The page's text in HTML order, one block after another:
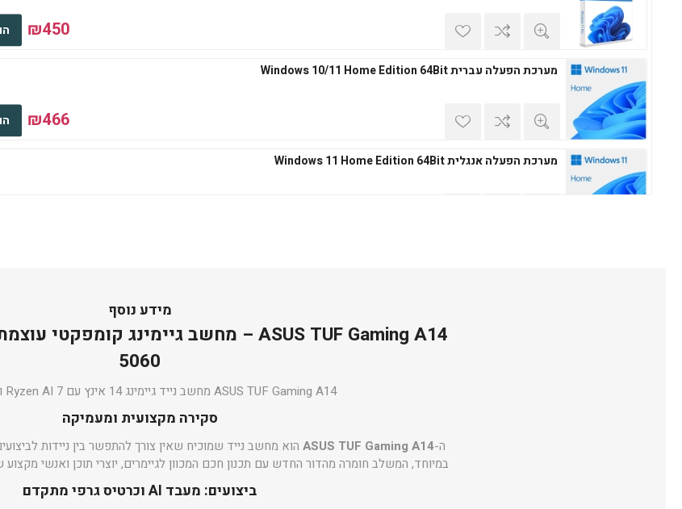
₪450
מערכת הפעלה עברית Windows 10/11 Home Edition 64Bit
₪466
מערכת הפעלה אנגלית Windows 11 Home Edition 64Bit
מערכת הפעלה אנגלית Microsoft Windows 11 Professional 64Bit
₪667
מידע נוסף
5060
ASUS TUF Gaming A14 מחשב נייד גיימינג 14 אינץ עם Ryzen AI 7 ו-RTX 5060
סקירה מקצועית ומעמיקה
ה-ASUS TUF Gaming A14
במיוחד, המשלב חומרה מהדור החדש עם תכנון חכם המכוון לגיימרים, יוצרי תוכן ואנשי
ביצועים: מעבד AI וכרטיס גרפי מתקדם